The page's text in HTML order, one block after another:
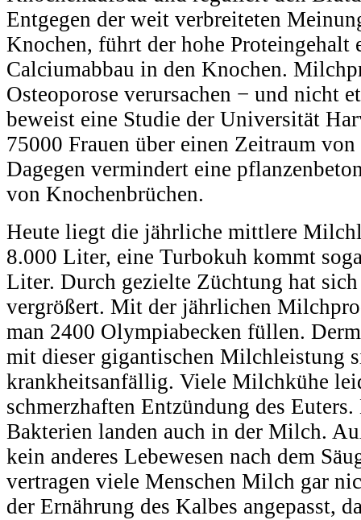
Entgegen der weit verbreiteten
Knochen, führt der hohe Proteingehalt
Calciumabbau in den Knochen.
Osteoporose verursachen − und nicht
beweist eine Studie der Universität
75000 Frauen über einen Zeitraum
Dagegen vermindert eine
von Knochenbrüchen.
Heute liegt die jährliche mittlere
8.000 Liter, eine Turbokuh kommt
Liter. Durch gezielte Züchtung hat
vergrößert. Mit der jährlichen
man 2400 Olympiabecken füllen.
mit dieser gigantischen Milchleistung
krankheitsanfällig. Viele Milchkühe
schmerzhaften Entzündung des
Bakterien landen auch in der Milch.
kein anderes Lebewesen nach dem
vertragen viele Menschen Milch gar
der Ernährung des Kalbes angepasst,